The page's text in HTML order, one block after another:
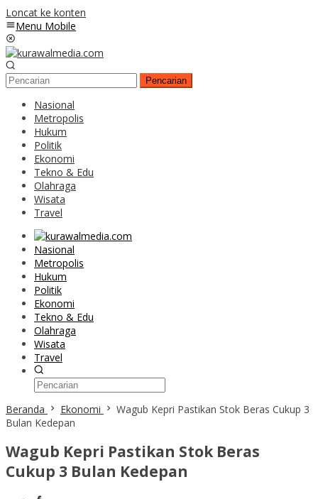
Loncat ke konten
Menu Mobile
Pencarian
Nasional
Metropolis
Hukum
Politik
Ekonomi
Tekno & Edu
Olahraga
Wisata
Travel
Nasional
Metropolis
Hukum
Politik
Ekonomi
Tekno & Edu
Olahraga
Wisata
Travel
Beranda Ekonomi
Wagub Kepri Pastikan Stok Beras Cukup 3
Bulan Kedepan
Wagub Kepri Pastikan Stok Beras
Cukup 3 Bulan Kedepan